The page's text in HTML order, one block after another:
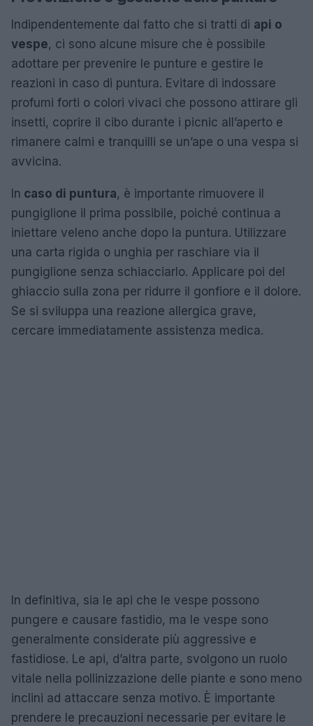
Indipendentemente dal fatto che si tratti di api o
vespe, ci sono alcune misure che è possibile
adottare per prevenire le punture e gestire le
reazioni in caso di puntura. Evitare di indossare
profumi forti o colori vivaci che possono attirare gli
insetti, coprire il cibo durante i picnic all’aperto e
rimanere calmi e tranquilli se un’ape o una vespa si
avvicina.
In caso di puntura, è importante rimuovere il
pungiglione il prima possibile, poiché continua a
iniettare veleno anche dopo la puntura. Utilizzare
una carta rigida o unghia per raschiare via il
pungiglione senza schiacciarlo. Applicare poi del
ghiaccio sulla zona per ridurre il gonfiore e il dolore.
Se si sviluppa una reazione allergica grave,
cercare immediatamente assistenza medica.
In definitiva, sia le api che le vespe possono
pungere e causare fastidio, ma le vespe sono
generalmente considerate più aggressive e
fastidiose. Le api, d’altra parte, svolgono un ruolo
vitale nella pollinizzazione delle piante e sono meno
inclini ad attaccare senza motivo. È importante
prendere le precauzioni necessarie per evitare le